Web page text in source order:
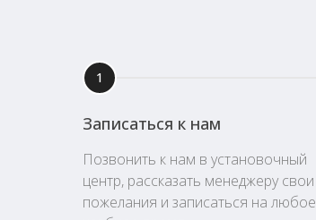
1
Записаться к нам
Позвонить к нам в установочный
центр, рассказать менеджеру свои
пожелания и записаться на любое